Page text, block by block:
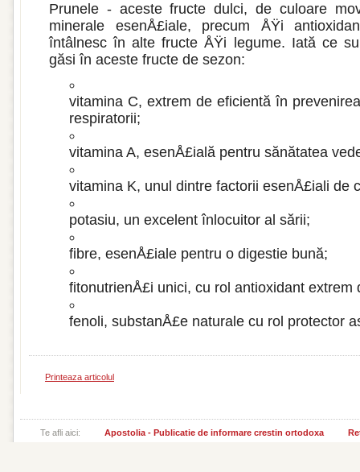
Prunele - aceste fructe dulci, de culoare
minerale esenÅ£iale, precum ÅŸi
întâlnesc în alte fructe ÅŸi legume. Iată ce
găsi în aceste fructe de sezon:
vitamina C, extrem de eficientă în
respiratorii;
vitamina A, esenÅ£ială pentru sănătatea
vitamina K, unul dintre factorii esenÅ£iali de
potasiu, un excelent înlocuitor al sării;
fibre, esenÅ£iale pentru o digestie bună;
fitonutrienÅ£i unici, cu rol antioxidant extrem
fenoli, substanÅ£e naturale cu rol protector
Printeaza articolul
Te afli aici: Apostolia - Publicatie de informare crestin ortodoxa